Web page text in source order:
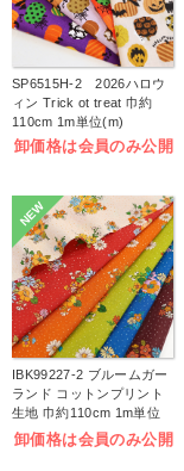
SP6515H-2 2026ハロウ
ィン Trick ot treat 巾約
110cm 1m単位(m)
卸価格は会員のみ公開
NEW
IBK99227-2 ブルームガー
ランド コットンプリント
生地 巾約110cm 1m単位
(m)
卸価格は会員のみ公開